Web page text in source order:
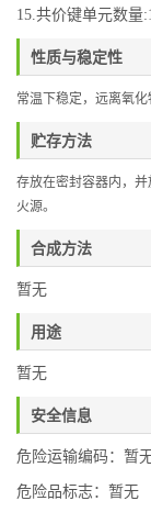
15.共价键单元数量
性质与稳定性
常温下稳定，远离氧化
贮存方法
存放在密封容器内，
火源。
合成方法
暂无
用途
暂无
安全信息
危险运输编码：暂
危险品标志：暂无